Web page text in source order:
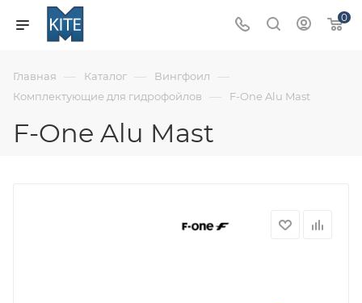
0
Главная — Каталог — Вингфоил —
Комплектующие для гидрофойлов — F-One Alu Mast
F-One Alu Mast